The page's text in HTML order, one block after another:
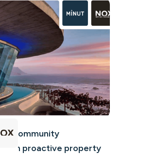
community
with proactive property